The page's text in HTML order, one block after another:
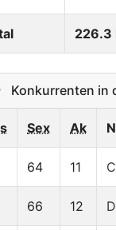
226.3
Konkurrenten in
Sex Ak
64 11
66 12